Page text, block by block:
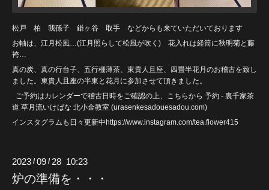
松戸 柏 我孫子 鎌ヶ谷 取手 などからも来ていただいております
お軸は、江月松風…(江月照らして松風が吹く) 花入れは経筒に秋明菊と藤
袴…
真の炭、真の行台子、五行棚薄茶、東貴人且座、四畳半花月のお稽古を致し
ました。東貴人且座の半東と花月に参加させて頂きました。
ご予約はカレンダーで稽古日時をご確認の上、こちらから 予約 - 裏千家茶
道 草月流いけばな 北小金教室 (urasenkesadouesadou .com)
インスタグラムも日々更新中https://www.instagram.com/tea.flower415
2023 /09 / 28 10:23
炉の準備を・・・